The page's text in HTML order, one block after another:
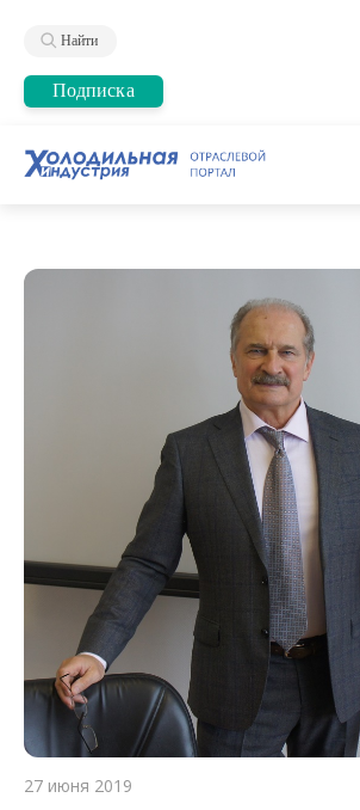
Найти
Подписка
27 июня 2019